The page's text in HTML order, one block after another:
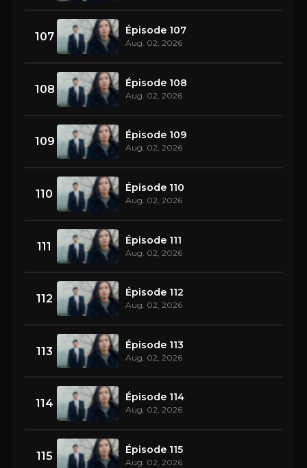
107 Épisode 107
Aug. 02, 2026
108 Épisode 108
Aug. 02, 2026
109 Épisode 109
Aug. 02, 2026
110 Épisode 110
Aug. 02, 2026
111 Épisode 111
Aug. 02, 2026
112 Épisode 112
Aug. 02, 2026
113 Épisode 113
Aug. 02, 2026
114 Épisode 114
Aug. 02, 2026
115 Épisode 115
Aug. 02, 2026